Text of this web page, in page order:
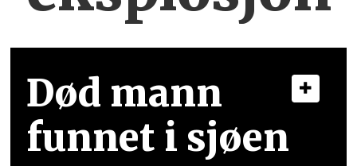
Død mann
funnet i sjøen